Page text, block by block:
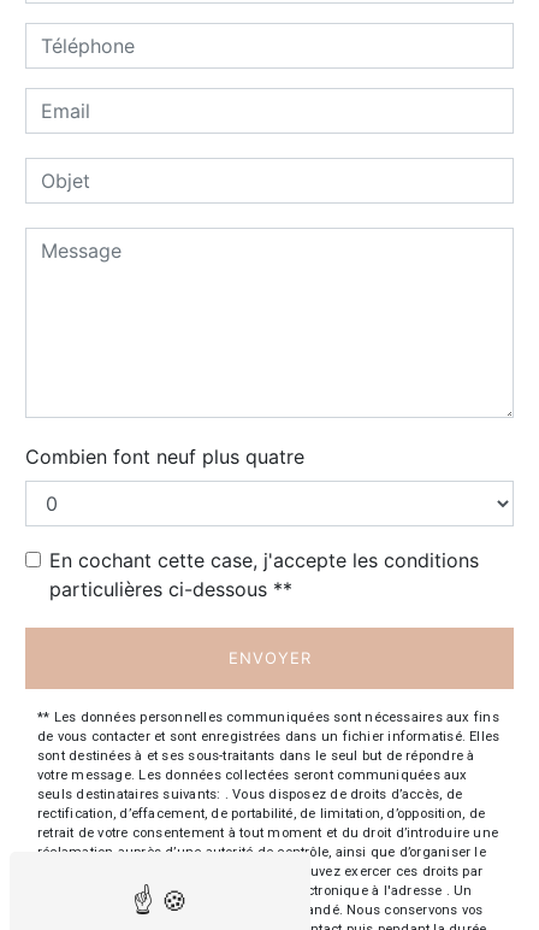
Combien font neuf plus quatre
En cochant cette case, j'accepte les conditions
particulières ci-dessous **
ENVOYER
** Les données personnelles communiquées sont nécessaires aux fins
de vous contacter et sont enregistrées dans un fichier informatisé. Elles
sont destinées à et ses sous-traitants dans le seul but de répondre à
votre message. Les données collectées seront communiquées aux
seuls destinataires suivants: . Vous disposez de droits d’accès, de
rectification, d’effacement, de portabilité, de limitation, d’opposition, de
retrait de votre consentement à tout moment et du droit d’introduire une
réclamation auprès d’une autorité de contrôle, ainsi que d’organiser le
sort de vos données post-mortem. Vous pouvez exercer ces droits par
voie postale à l'adresse ou par courrier électronique à l'adresse . Un
justificatif d'identité pourra vous être demandé. Nous conservons vos